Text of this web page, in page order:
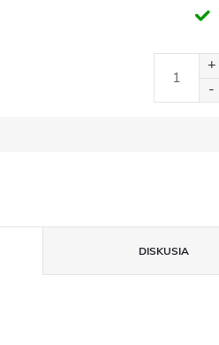
DISKUSIA